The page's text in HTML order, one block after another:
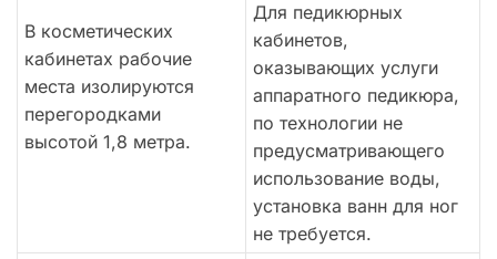
В косметических
кабинетах рабочие
места изолируются
перегородками
высотой 1,8 метра.
Для педикюрных
кабинетов,
оказывающих услуги
аппаратного педикюра,
по технологии не
предусматривающего
использование воды,
установка ванн для ног
не требуется.